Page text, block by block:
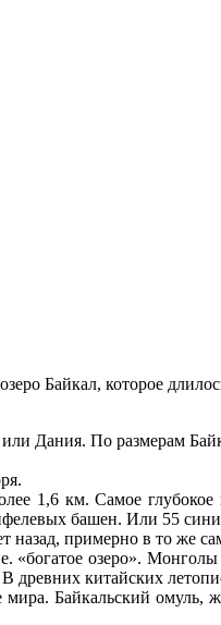
Байкал, которое
Дания. По размерам
1,6 км. Самое
башен. Или 55
примерно в то же
«богатое озеро».
древних китайских
Байкальский